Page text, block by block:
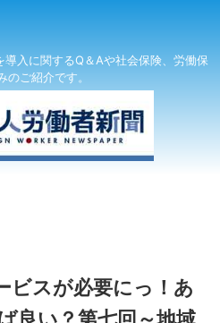
入に関するQ＆Aや社会保険、労働保
のご紹介です。
ビスが必要にっ！あ